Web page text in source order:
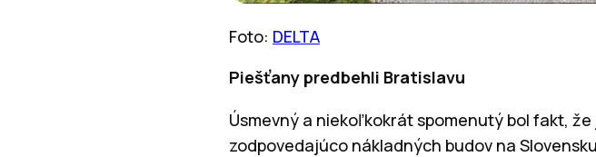
Foto: DELTA
Piešťany predbehli Bratislavu
Úsmevný a niekoľkokrát spomenutý bol fakt,
zodpovedajúco nákladných budov na